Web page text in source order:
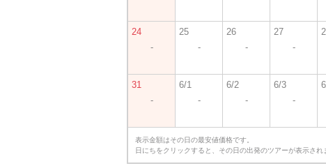
24
-
25
-
26
-
27
-
31
-
6/1
-
6/2
-
6/3
-
表示金額はその日の最安値価格です。
日にちをクリックすると、その日の出発のツアーが表示され